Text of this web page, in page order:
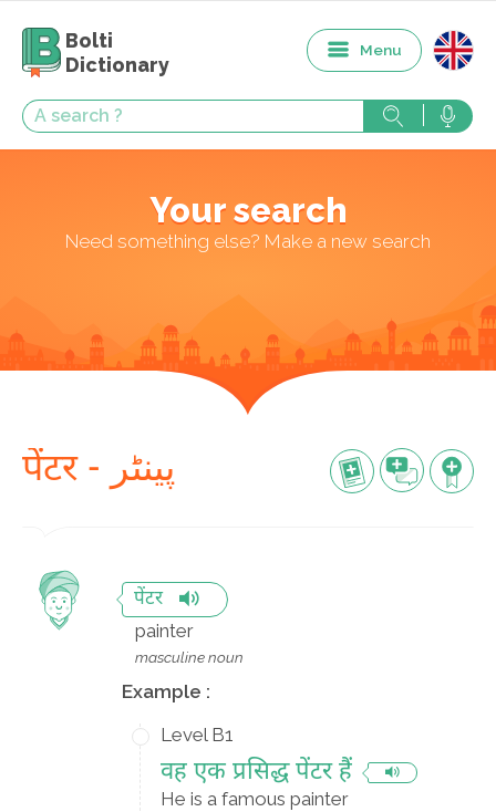
Bolti
Dictionary
Menu
Your search
Need something else? Make a new search
पेंटर - پینٹر
पेंटर
painter
masculine noun
Example :
Level B1
वह एक प्रसिद्ध पेंटर हैं
He is a famous painter